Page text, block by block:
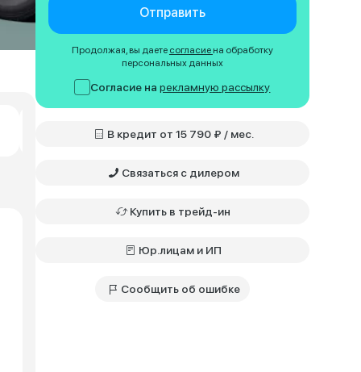
Бензин • Передний
Отправить
Продолжая, вы даете согласие на обработку
персональных данных
Согласие нарекламную рассылку
В кредит от 15 790 ₽ / мес.
Связаться с дилером
Купить в трейд-ин
Юр.лицам и ИП
Сообщить об ошибке